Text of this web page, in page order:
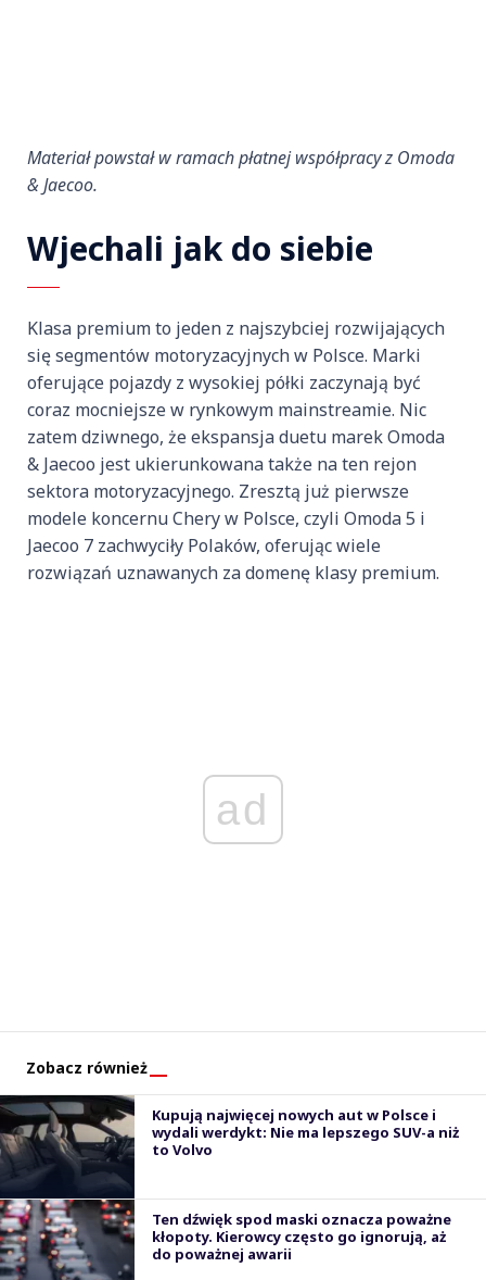
Materiał powstał w ramach płatnej współpracy z Omoda
& Jaecoo.
Wjechali jak do siebie
Klasa premium to jeden z najszybciej rozwijających
się segmentów motoryzacyjnych w Polsce. Marki
oferujące pojazdy z wysokiej półki zaczynają być
coraz mocniejsze w rynkowym mainstreamie. Nic
zatem dziwnego, że ekspansja duetu marek Omoda
& Jaecoo jest ukierunkowana także na ten rejon
sektora motoryzacyjnego. Zresztą już pierwsze
modele koncernu Chery w Polsce, czyli Omoda 5 i
Jaecoo 7 zachwyciły Polaków, oferując wiele
rozwiązań uznawanych za domenę klasy premium.
ad
Zobacz również
Kupują najwięcej nowych aut w Polsce i
wydali werdykt: Nie ma lepszego SUV-a niż
to Volvo
Ten dźwięk spod maski oznacza poważne
kłopoty. Kierowcy często go ignorują, aż
do poważnej awarii